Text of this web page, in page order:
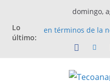
contenido
domingo,
Lo
último:
XXII. La
en términos de la
Estados e
DE OBRAS PUBLICAS